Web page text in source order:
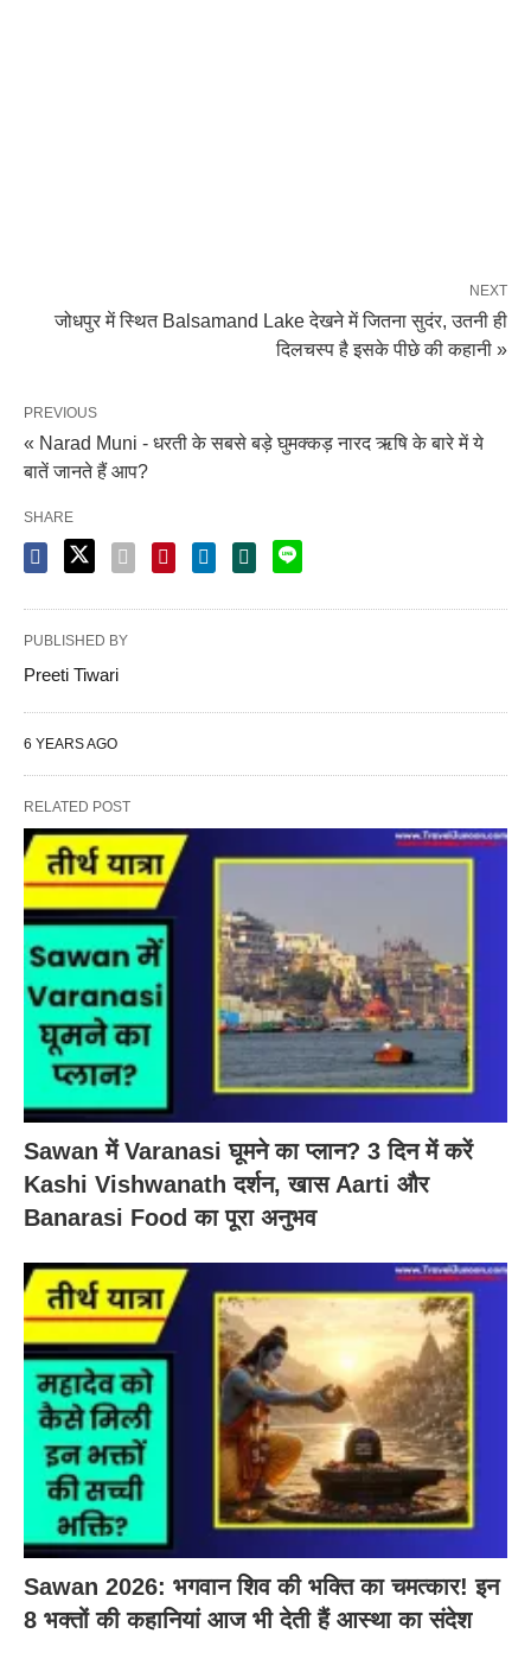
NEXT
जोधपुर में स्थित Balsamand Lake देखने में जितना सुदंर, उतनी ही
दिलचस्प है इसके पीछे की कहानी »
PREVIOUS
« Narad Muni - धरती के सबसे बड़े घुमक्कड़ नारद ऋषि के बारे में ये
बातें जानते हैं आप?
SHARE
PUBLISHED BY
Preeti Tiwari
6 YEARS AGO
RELATED POST
Sawan में Varanasi घूमने का प्लान? 3 दिन में करें
Kashi Vishwanath दर्शन, खास Aarti और
Banarasi Food का पूरा अनुभव
Sawan 2026: भगवान शिव की भक्ति का चमत्कार! इन
8 भक्तों की कहानियां आज भी देती हैं आस्था का संदेश